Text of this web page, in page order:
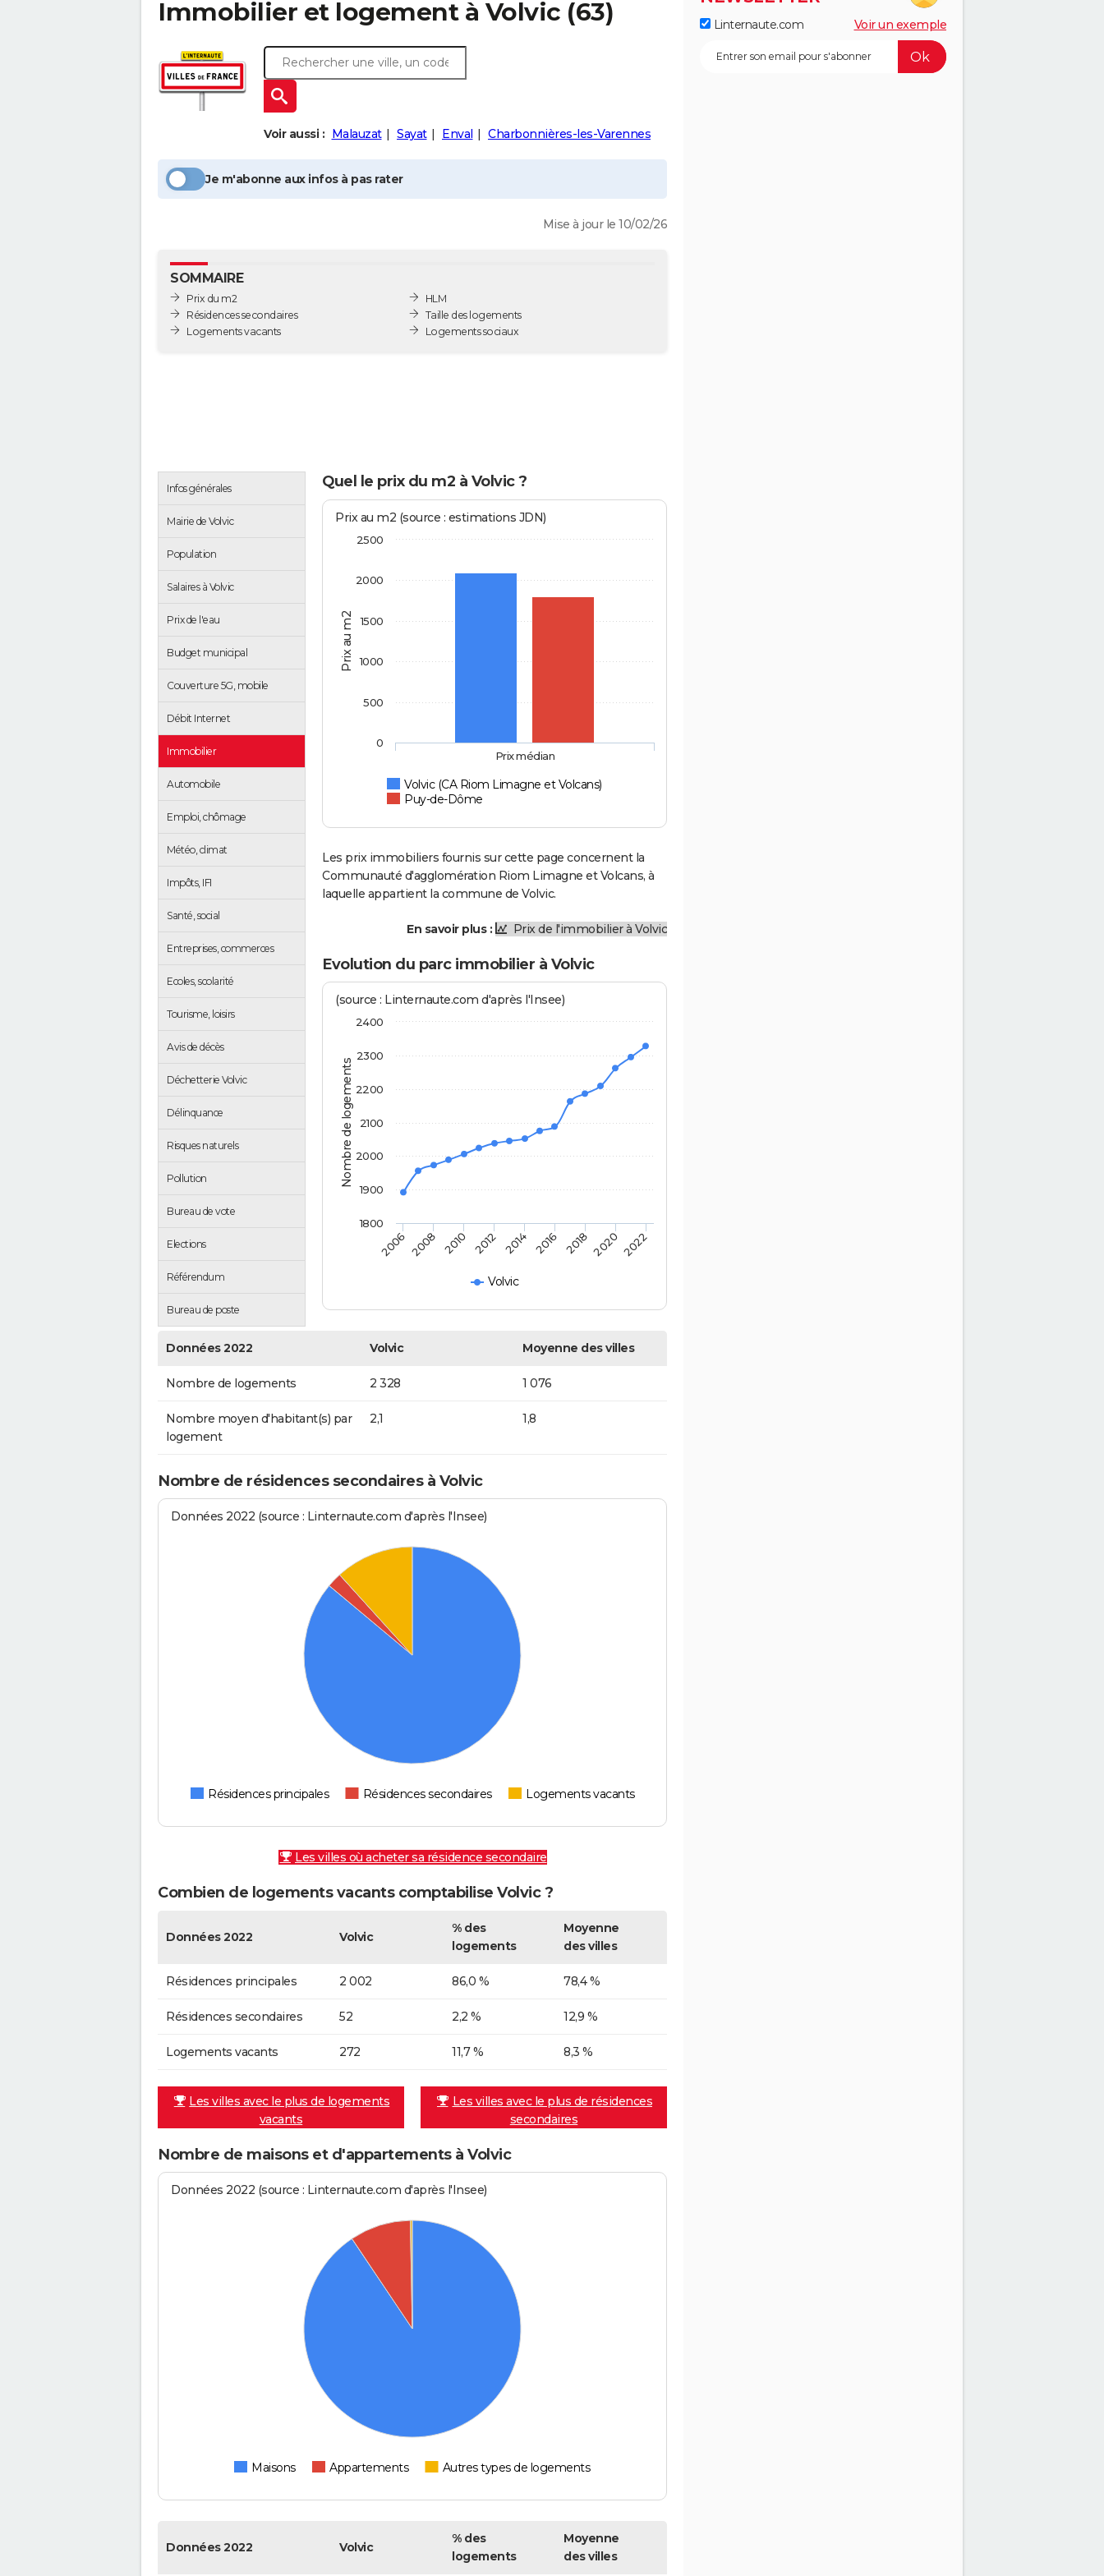
Immobilier et logement à Volvic (63)
Voir aussi : Malauzat Sayat Enval Charbonnières-les-Varennes
Je m'abonne aux infos à pas rater
Mise à jour le 10/02/26
SOMMAIRE
Prix du m2
Résidences secondaires
Logements vacants
HLM
Taille des logements
Logements sociaux
Infos générales
Mairie de Volvic
Population
Salaires à Volvic
Prix de l'eau
Budget municipal
Couverture 5G, mobile
Débit Internet
Immobilier
Automobile
Emploi, chômage
Météo, climat
Impôts, IFI
Santé, social
Entreprises, commerces
Ecoles, scolarité
Tourisme, loisirs
Avis de décès
Déchetterie Volvic
Délinquance
Risques naturels
Pollution
Bureau de vote
Elections
Référendum
Bureau de poste
Quel le prix du m2 à Volvic ?
Prix au m2
Prix au m2 (source : estimations JDN)
Volvic (CA Riom Limagne et Volcans)
Puy-de-Dôme
Prix médian
0
500
1000
1500
2000
2500
Les prix immobiliers fournis sur cette page concernent la
Communauté d'agglomération Riom Limagne et Volcans, à
laquelle appartient la commune de Volvic.
En savoir plus : Prix de l'immobilier à Volvic
Evolution du parc immobilier à Volvic
Nombre de logements
(source : Linternaute.com d'après l'Insee)
Volvic
2006 2008 2010 2012 2014 2016 2018 2020 2022
1800
1900
2000
2100
2200
2300
2400
Données 2022 Volvic Moyenne des villes
Nombre de logements 2 328 1 076
Nombre moyen d'habitant(s) par
logement
2,1 1,8
Nombre de résidences secondaires à Volvic
Données 2022 (source : Linternaute.com d'après l'Insee)
Résidences principales Résidences secondaires Logements vacants
Les villes où acheter sa résidence secondaire
Combien de logements vacants comptabilise Volvic ?
Données 2022 Volvic
% des
logements
Moyenne
des villes
Résidences principales 2 002 86,0 % 78,4 %
Résidences secondaires 52 2,2 % 12,9 %
Logements vacants 272 11,7 % 8,3 %
Les villes avec le plus de logements
vacants
Les villes avec le plus de résidences
secondaires
Nombre de maisons et d'appartements à Volvic
Données 2022 (source : Linternaute.com d'après l'Insee)
Maisons Appartements Autres types de logements
Données 2022 Volvic
% des
logements
Moyenne
des villes
Linternaute.com Voir un exemple